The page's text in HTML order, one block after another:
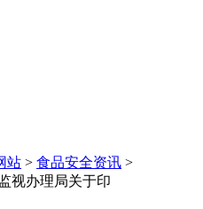
站 > 食品安全资讯 >
视办理局关于印